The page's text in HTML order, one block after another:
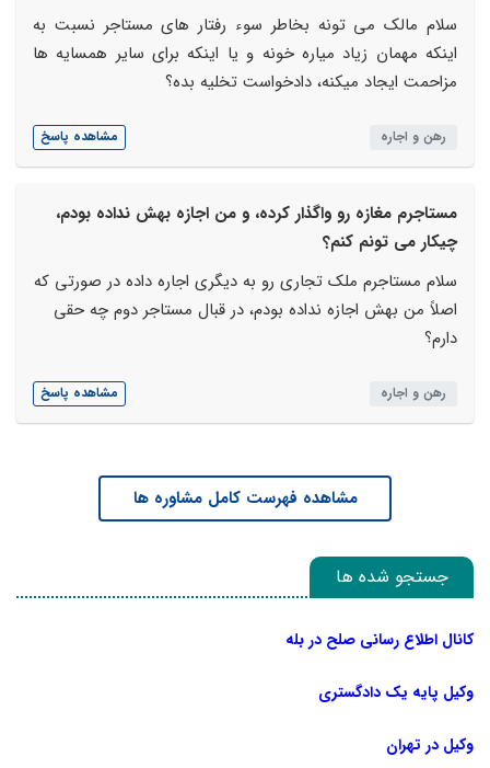
سلام مالک می تونه بخاطر سوء رفتار های مستاجر نسبت به
اینکه مهمان زیاد میاره خونه و یا اینکه برای سایر همسایه ها
مزاحمت ایجاد میکنه، دادخواست تخلیه بده؟
رهن و اجاره مشاهده پاسخ
مستاجرم مغازه رو واگذار کرده، و من اجازه بهش نداده بودم،
چیکار می تونم کنم؟
سلام مستاجرم ملک تجاری رو به دیگری اجاره داده در صورتی که
اصلاً من بهش اجازه نداده بودم، در قبال مستاجر دوم چه حقی
دارم؟
رهن و اجاره مشاهده پاسخ
مشاهده فهرست کامل مشاوره ها
جستجو شده ها
کانال اطلاع رسانی صلح در بله
وکیل پایه یک دادگستری
وکیل در تهران